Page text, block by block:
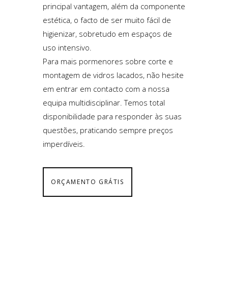
principal vantagem, além da componente
estética, o facto de ser muito fácil de
higienizar, sobretudo em espaços de
uso intensivo.
Para mais pormenores sobre corte e
montagem de vidros lacados, não hesite
em entrar em contacto com a nossa
equipa multidisciplinar. Temos total
disponibilidade para responder às suas
questões, praticando sempre preços
imperdíveis.
ORÇAMENTO GRÁTIS